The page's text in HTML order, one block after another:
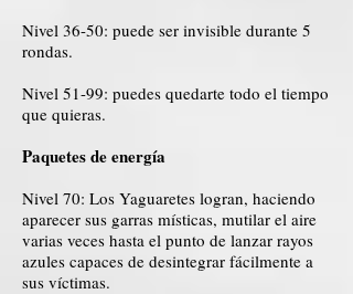
Nivel 36-50: puede ser invisible durante 5
rondas.
Nivel 51-99: puedes quedarte todo el tiempo
que quieras.
Paquetes de energía
Nivel 70: Los Yaguaretes logran, haciendo
aparecer sus garras místicas, mutilar el aire
varias veces hasta el punto de lanzar rayos
azules capaces de desintegrar fácilmente a
sus víctimas.